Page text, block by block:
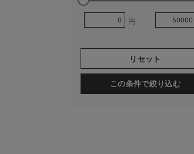
円
リセット
この条件で絞り込む